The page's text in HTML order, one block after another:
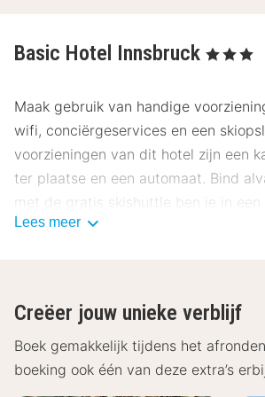
Basic Hotel Innsbruck , 3 Sterren
Maak gebruik van handige
wifi, conciërgeservices en een
voorzieningen van dit hotel zijn een
ter plaatse en een automaat. Bind
met de gratis skishuttle ben je in een
continentaal ontbijt.
De volledige accommodatie is
november tot 29 november.
Lees meer
Creëer jouw unieke verblijf
Boek gemakkelijk tijdens het
boeking ook één van deze extra’s